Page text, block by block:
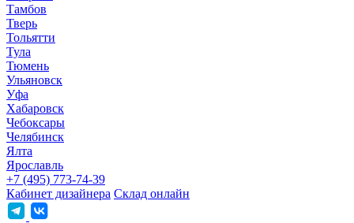
Тамбов
Тверь
Тольятти
Тула
Тюмень
Ульяновск
Уфа
Хабаровск
Чебоксары
Челябинск
Ялта
Ярославль
+7 (495) 773-74-39
Кабинет дизайнера Склад онлайн